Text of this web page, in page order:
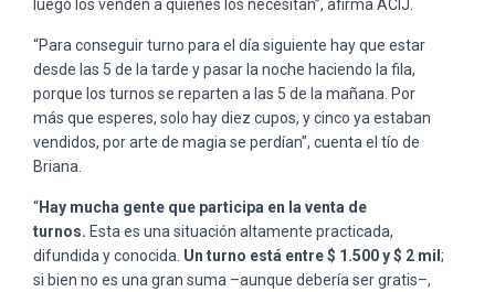
luego los venden a quienes los necesitan”, afirma ACIJ.
“Para conseguir turno para el día siguiente hay que estar
desde las 5 de la tarde y pasar la noche haciendo la fila,
porque los turnos se reparten a las 5 de la mañana. Por
más que esperes, solo hay diez cupos, y cinco ya estaban
vendidos, por arte de magia se perdían”, cuenta el tío de
Briana.
“Hay mucha gente que participa en la venta de
turnos. Esta es una situación altamente practicada,
difundida y conocida. Un turno está entre $ 1.500 y $ 2 mil ;
si bien no es una gran suma –aunque debería ser gratis–,